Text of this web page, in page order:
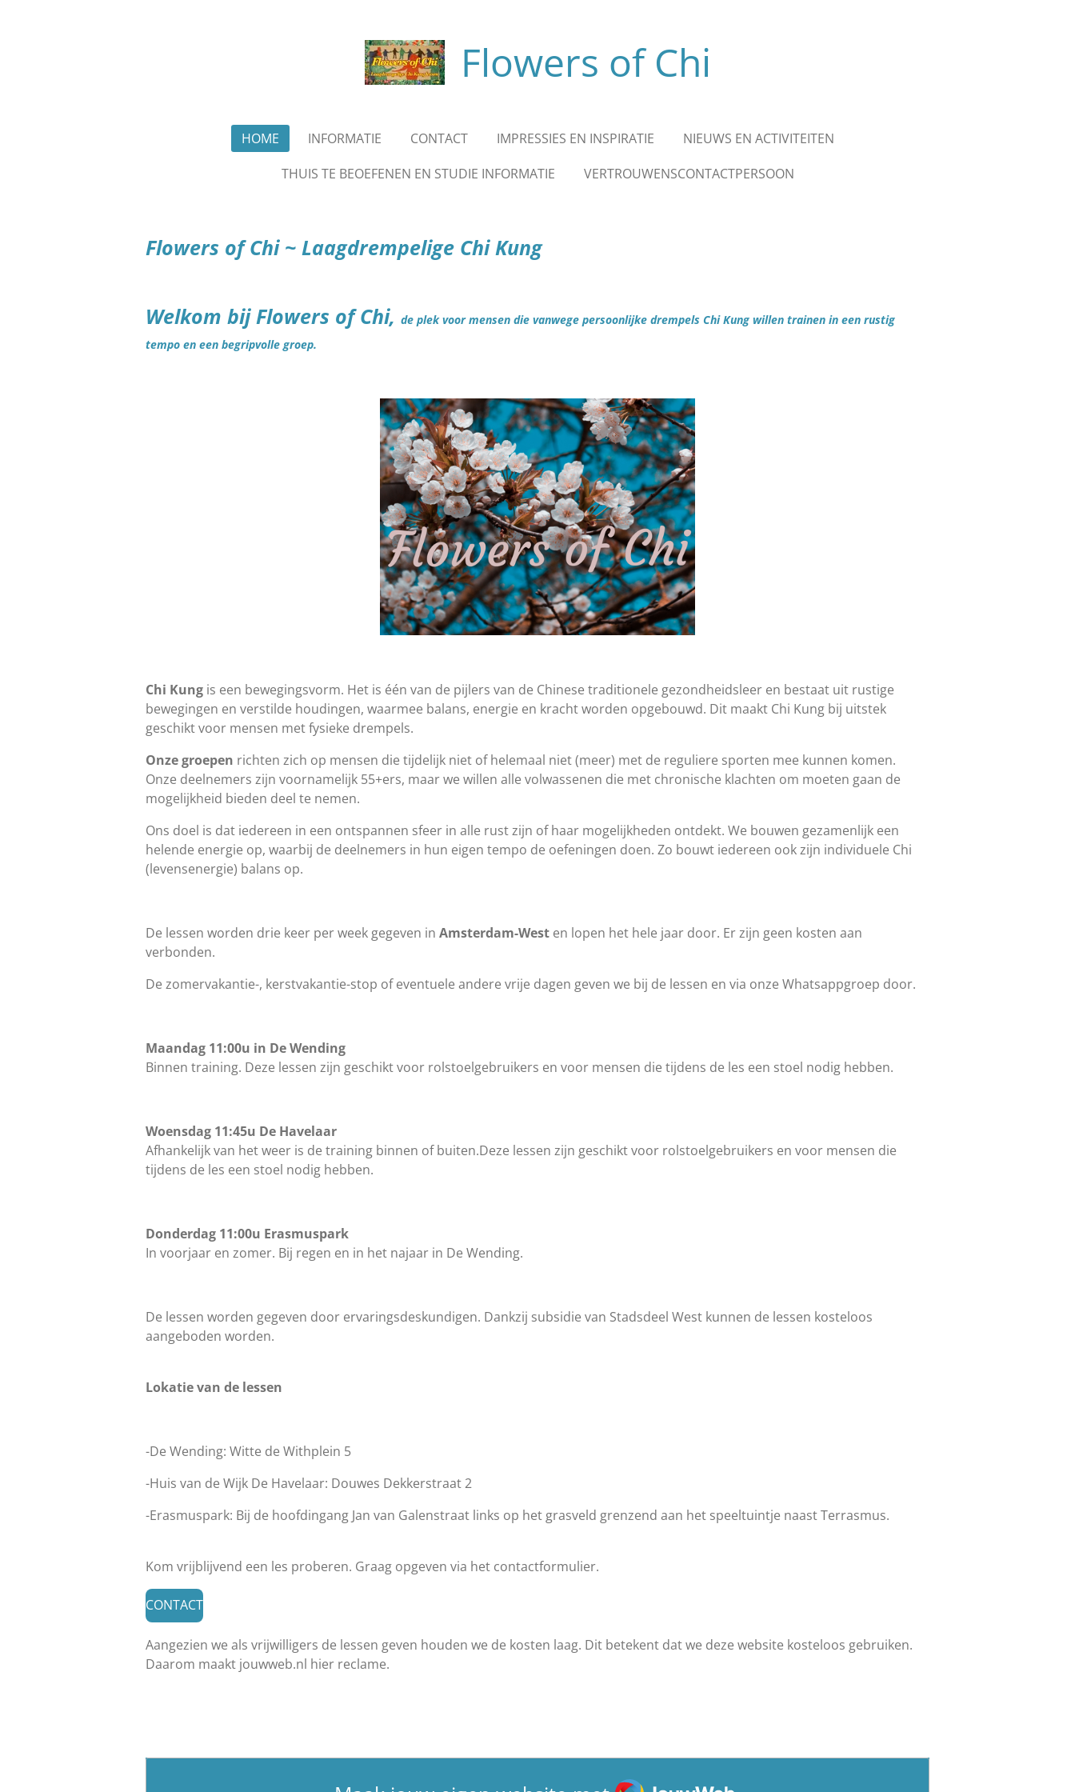
Flowers of Chi
HOME INFORMATIE CONTACT IMPRESSIES EN INSPIRATIE
NIEUWS EN ACTIVITEITEN
THUIS TE BEOEFENEN EN STUDIE INFORMATIE
VERTROUWENSCONTACTPERSOON
Flowers of Chi ~ Laagdrempelige Chi Kung
Welkom bij Flowers of Chi, de plek voor mensen die vanwege persoonlijke drempels Chi Kung willen trainen in een rustig
tempo en een begripvolle groep.
Chi Kung is een bewegingsvorm. Het is één van de pijlers van de Chinese traditionele gezondheidsleer en bestaat uit rustige
bewegingen en verstilde houdingen, waarmee balans, energie en kracht worden opgebouwd. Dit maakt Chi Kung bij uitstek
geschikt voor mensen met fysieke drempels.
Onze groepen richten zich op mensen die tijdelijk niet of helemaal niet (meer) met de reguliere sporten mee kunnen komen.
Onze deelnemers zijn voornamelijk 55+ers, maar we willen alle volwassenen die met chronische klachten om moeten gaan de
mogelijkheid bieden deel te nemen.
Ons doel is dat iedereen in een ontspannen sfeer in alle rust zijn of haar mogelijkheden ontdekt. We bouwen gezamenlijk een
helende energie op, waarbij de deelnemers in hun eigen tempo de oefeningen doen. Zo bouwt iedereen ook zijn individuele Chi
(levensenergie) balans op.
De lessen worden drie keer per week gegeven in Amsterdam-West en lopen het hele jaar door. Er zijn geen kosten aan
verbonden.
De zomervakantie-, kerstvakantie-stop of eventuele andere vrije dagen geven we bij de lessen en via onze Whatsappgroep door.
Maandag 11:00u in De Wending
Binnen training. Deze lessen zijn geschikt voor rolstoelgebruikers en voor mensen die tijdens de les een stoel nodig hebben.
Woensdag 11:45u De Havelaar
Afhankelijk van het weer is de training binnen of buiten.Deze lessen zijn geschikt voor rolstoelgebruikers en voor mensen die
tijdens de les een stoel nodig hebben.
Donderdag 11:00u Erasmuspark
In voorjaar en zomer. Bij regen en in het najaar in De Wending.
De lessen worden gegeven door ervaringsdeskundigen. Dankzij subsidie van Stadsdeel West kunnen de lessen kosteloos
aangeboden worden.
Lokatie van de lessen
-De Wending: Witte de Withplein 5
-Huis van de Wijk De Havelaar: Douwes Dekkerstraat 2
-Erasmuspark: Bij de hoofdingang Jan van Galenstraat links op het grasveld grenzend aan het speeltuintje naast Terrasmus.
Kom vrijblijvend een les proberen. Graag opgeven via het contactformulier.
CONTACT
Aangezien we als vrijwilligers de lessen geven houden we de kosten laag. Dit betekent dat we deze website kosteloos gebruiken.
Daarom maakt jouwweb.nl hier reclame.
JouwWeb